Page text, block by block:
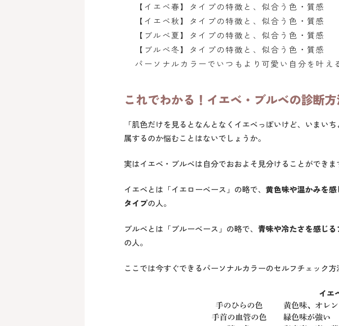
【イエベ春】タイプの特徴と、似合う色・質感
【イエベ秋】タイプの特徴と、似合う色・質感
【ブルべ夏】タイプの特徴と、似合う色・質感
【ブルべ冬】タイプの特徴と、似合う色・質感
パーソナルカラーでいつもより可愛い自分を叶え
これでわかる！イエベ・ブルベの診断
「肌色だけを見るとなんとなくイエベっぽいけど、いまい
属するのか悩むことはないでしょうか。
実はイエベ・ブルベは自分でおおよそ見分けることができま
イエベとは「イエローベース」の略で、 黄色味や温かみを
タイプの人。
ブルベとは「ブルーベース」の略で、 青味や冷たさを感じ
の人。
ここでは今すぐできるパーソナルカラーのセルフチェック
イエ
手のひらの色 黄色味、オレ
手首の血管の色
緑色味が強い